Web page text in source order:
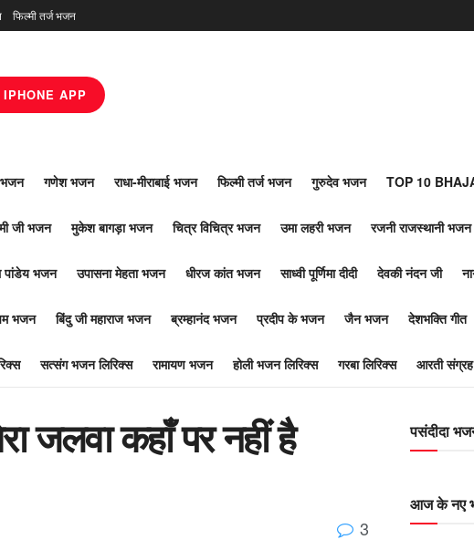
फिल्मी तर्ज भजन
IPHONE APP
भजन गणेश भजन राधा-मीराबाई भजन फिल्मी तर्ज भजन गुरुदेव भजन TOP 10
जी भजन मुकेश बागड़ा भजन चित्र विचित्र भजन उमा लहरी भजन रजनी राजस्थानी भजन
पांडेय भजन उपासना मेहता भजन धीरज कांत भजन साध्वी पूर्णिमा दीदी देवकी नंदन जी
भजन बिंदु जी महाराज भजन ब्रम्हानंद भजन प्रदीप के भजन जैन भजन देशभक्ति गीत
सत्संग भजन लिरिक्स रामायण भजन होली भजन लिरिक्स गरबा लिरिक्स आरती संग्रह
जलवा कहाँ पर नहीं है
3
पसंदीदा
आज के नए